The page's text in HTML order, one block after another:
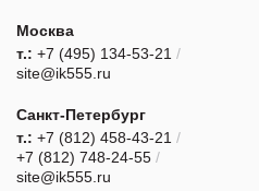
Москва
т.: +7 (495) 134-53-21 /
site@ik555.ru
Санкт-Петербург
т.: +7 (812) 458-43-21 /
+7 (812) 748-24-55 /
site@ik555.ru